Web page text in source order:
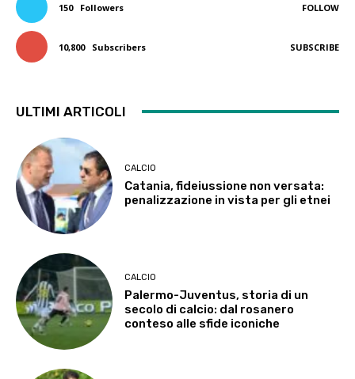
150 Followers FOLLOW
10,800 Subscribers SUBSCRIBE
ULTIMI ARTICOLI
CALCIO
Catania, fideiussione non versata:
penalizzazione in vista per gli etnei
CALCIO
Palermo-Juventus, storia di un
secolo di calcio: dal rosanero
conteso alle sfide iconiche